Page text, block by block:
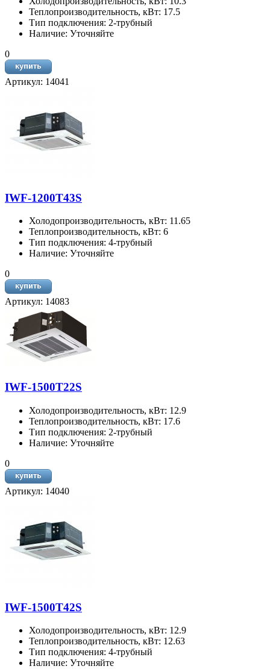
Теплопроизводительность, кВт: 17.5
Тип подключения: 2-трубный
Наличие: Уточняйте
0
Артикул: 14041
IWF-1200T43S
Холодопроизводительность, кВт: 11.65
Теплопроизводительность, кВт: 6
Тип подключения: 4-трубный
Наличие: Уточняйте
0
Артикул: 14083
IWF-1500T22S
Холодопроизводительность, кВт: 12.9
Теплопроизводительность, кВт: 17.6
Тип подключения: 2-трубный
Наличие: Уточняйте
0
Артикул: 14040
IWF-1500T42S
Холодопроизводительность, кВт: 12.9
Теплопроизводительность, кВт: 12.63
Тип подключения: 4-трубный
Наличие: Уточняйте